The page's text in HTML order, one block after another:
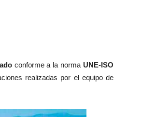
conforme a la norma UNE-ISO
realizadas por el equipo de